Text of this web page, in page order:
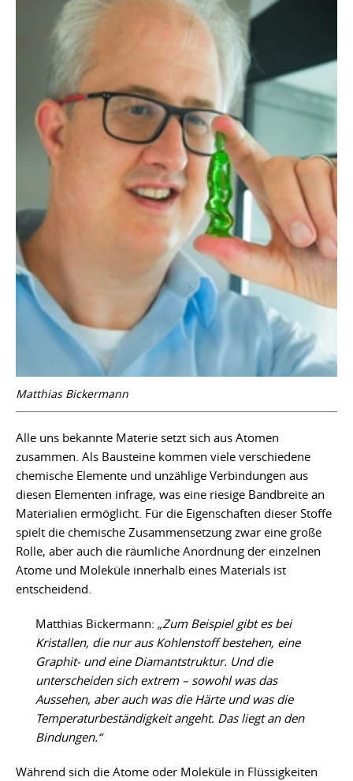
Matthias Bickermann
Alle uns bekannte Materie setzt sich aus Atomen
zusammen. Als Bausteine kommen viele verschiedene
chemische Elemente und unzählige Verbindungen aus
diesen Elementen infrage, was eine riesige Bandbreite an
Materialien ermöglicht. Für die Eigenschaften dieser Stoffe
spielt die chemische Zusammensetzung zwar eine große
Rolle, aber auch die räumliche Anordnung der einzelnen
Atome und Moleküle innerhalb eines Materials ist
entscheidend.
Matthias Bickermann: „Zum Beispiel gibt es bei
Kristallen, die nur aus Kohlenstoff bestehen, eine
Graphit- und eine Diamantstruktur. Und die
unterscheiden sich extrem – sowohl was das
Aussehen, aber auch was die Härte und was die
Temperaturbeständigkeit angeht. Das liegt an den
Bindungen.“
Während sich die Atome oder Moleküle in Flüssigkeiten